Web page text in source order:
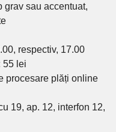
grav sau accentuat,
respectiv, 17.00
55 lei
procesare plăți online
19, ap. 12, interfon 12,